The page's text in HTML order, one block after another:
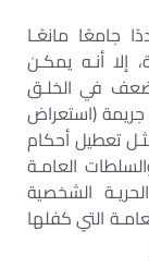
جامعًا مانعًـا
إلا أنـه يمكـن
ضعف في الخلـق
جريمة (استعراض
تعطيل أحكام
العامـة
الشخصية
التي كفلها